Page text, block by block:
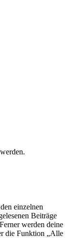
einzelnen
Beiträge
werden deine
die Funktion „Alle